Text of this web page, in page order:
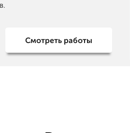
Смотреть работы